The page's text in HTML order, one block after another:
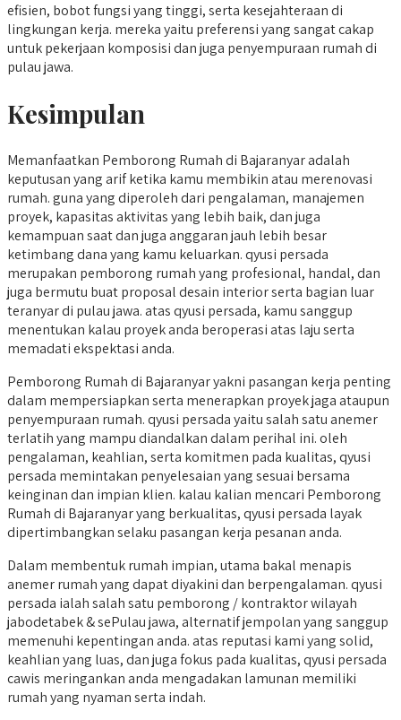
efisien, bobot fungsi yang tinggi, serta kesejahteraan di
lingkungan kerja. mereka yaitu preferensi yang sangat cakap
untuk pekerjaan komposisi dan juga penyempuraan rumah di
pulau jawa.
Kesimpulan
Memanfaatkan Pemborong Rumah di Bajaranyar adalah
keputusan yang arif ketika kamu membikin atau merenovasi
rumah. guna yang diperoleh dari pengalaman, manajemen
proyek, kapasitas aktivitas yang lebih baik, dan juga
kemampuan saat dan juga anggaran jauh lebih besar
ketimbang dana yang kamu keluarkan. qyusi persada
merupakan pemborong rumah yang profesional, handal, dan
juga bermutu buat proposal desain interior serta bagian luar
teranyar di pulau jawa. atas qyusi persada, kamu sanggup
menentukan kalau proyek anda beroperasi atas laju serta
memadati ekspektasi anda.
Pemborong Rumah di Bajaranyar yakni pasangan kerja penting
dalam mempersiapkan serta menerapkan proyek jaga ataupun
penyempuraan rumah. qyusi persada yaitu salah satu anemer
terlatih yang mampu diandalkan dalam perihal ini. oleh
pengalaman, keahlian, serta komitmen pada kualitas, qyusi
persada memintakan penyelesaian yang sesuai bersama
keinginan dan impian klien. kalau kalian mencari Pemborong
Rumah di Bajaranyar yang berkualitas, qyusi persada layak
dipertimbangkan selaku pasangan kerja pesanan anda.
Dalam membentuk rumah impian, utama bakal menapis
anemer rumah yang dapat diyakini dan berpengalaman. qyusi
persada ialah salah satu pemborong / kontraktor wilayah
jabodetabek & sePulau jawa, alternatif jempolan yang sanggup
memenuhi kepentingan anda. atas reputasi kami yang solid,
keahlian yang luas, dan juga fokus pada kualitas, qyusi persada
cawis meringankan anda mengadakan lamunan memiliki
rumah yang nyaman serta indah.